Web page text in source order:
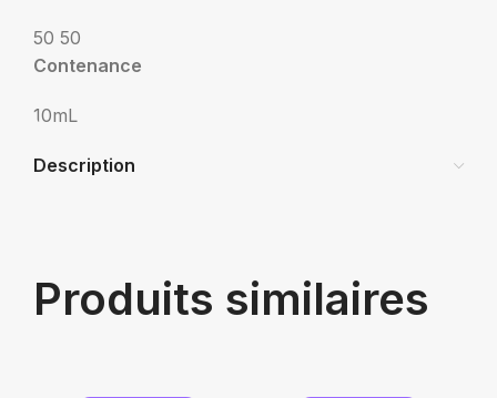
50 50
Contenance
10mL
Description
Produits similaires